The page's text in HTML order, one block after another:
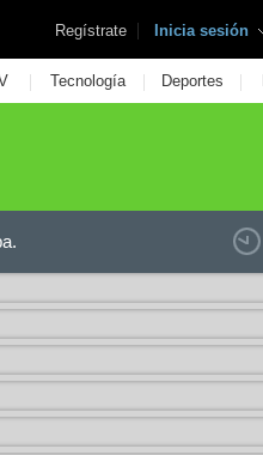
Regístrate | Inicia sesión
| Tecnología | Deportes |